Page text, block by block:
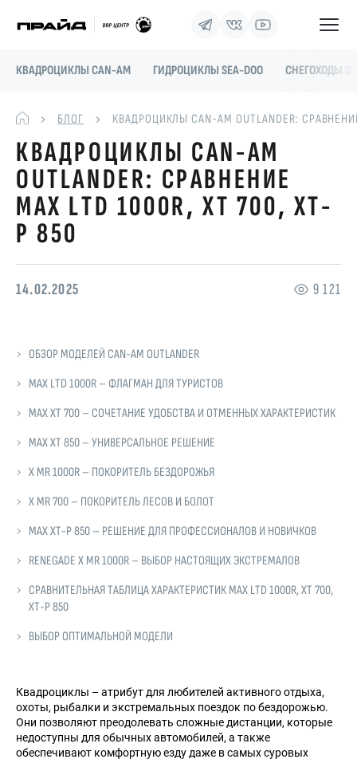
КВАДРОЦИКЛЫ CAN-AM ГИДРОЦИКЛЫ SEA-DOO СНЕГОХОДЫ
БЛОГ КВАДРОЦИКЛЫ CAN-AM OUTLANDER:
КВАДРОЦИКЛЫ CAN-AM
OUTLANDER: СРАВНЕНИЕ
MAX LTD 1000R, XT 700, XT-
P 850
14.02.2025 9 121
ОБЗОР МОДЕЛЕЙ CAN-AM OUTLANDER
MAX LTD 1000R – ФЛАГМАН ДЛЯ ТУРИСТОВ
MAX XT 700 – СОЧЕТАНИЕ УДОБСТВА И ОТМЕННЫХ ХАРАКТЕРИСТИК
MAX XT 850 – УНИВЕРСАЛЬНОЕ РЕШЕНИЕ
X MR 1000R – ПОКОРИТЕЛЬ БЕЗДОРОЖЬЯ
X MR 700 – ПОКОРИТЕЛЬ ЛЕСОВ И БОЛОТ
MAX XT-P 850 – РЕШЕНИЕ ДЛЯ ПРОФЕССИОНАЛОВ И НОВИЧКОВ
RENEGADE X MR 1000R – ВЫБОР НАСТОЯЩИХ ЭКСТРЕМАЛОВ
СРАВНИТЕЛЬНАЯ ТАБЛИЦА ХАРАКТЕРИСТИК MAX LTD 1000R, XT 700,
XT-P 850
ВЫБОР ОПТИМАЛЬНОЙ МОДЕЛИ
Квадроциклы – атрибут для любителей активного отдыха,
охоты, рыбалки и экстремальных поездок по бездорожью.
Они позволяют преодолевать сложные дистанции, которые
недоступны для обычных автомобилей, а также
обеспечивают комфортную езду даже в самых суровых